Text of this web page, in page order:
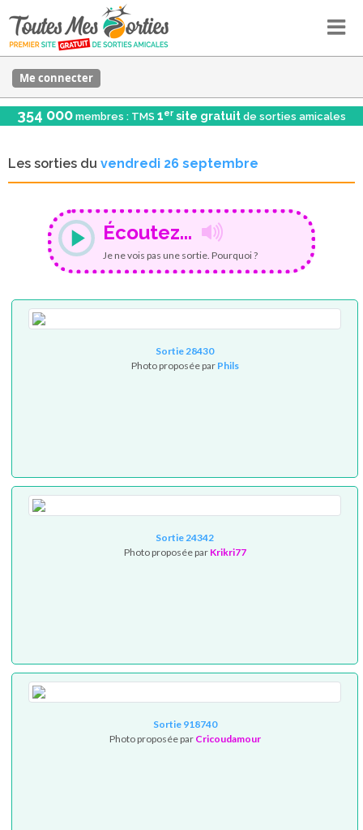
Me connecter
354 000 membres : TMS 1er site gratuit de sorties amicales
Les sorties du vendredi 26 septembre
Écoutez...
Je ne vois pas une sortie. Pourquoi ?
Sortie 28430
Photo proposée par Phils
Sortie 24342
Photo proposée par Krikri77
Sortie 918740
Photo proposée par Cricoudamour